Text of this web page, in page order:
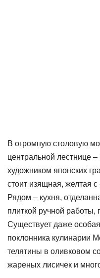
В огромную столовую
центральной лестнице
художником японских
стоит изящная, желтая
Рядом – кухня,
плиткой ручной работы,
Существует даже
поклонника кулинарии
телятины в оливковом
жареных лисичек и